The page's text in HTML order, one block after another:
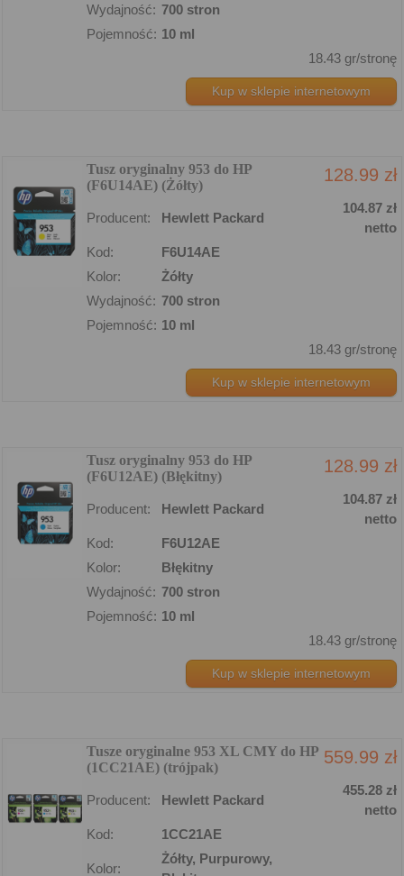
Wydajność: 700 stron
Pojemność: 10 ml
18.43 gr/stronę
Kup w sklepie internetowym
Tusz oryginalny 953 do HP
(F6U14AE) (Żółty)
128.99 zł
Producent: Hewlett Packard
104.87 zł
netto
Kod:
F6U14AE
Kolor:
Żółty
Wydajność: 700 stron
Pojemność: 10 ml
18.43 gr/stronę
Kup w sklepie internetowym
Tusz oryginalny 953 do HP
(F6U12AE) (Błękitny)
128.99 zł
Producent: Hewlett Packard
104.87 zł
netto
Kod:
F6U12AE
Kolor:
Błękitny
Wydajność: 700 stron
Pojemność: 10 ml
18.43 gr/stronę
Kup w sklepie internetowym
Tusze oryginalne 953 XL CMY do HP
(1CC21AE) (trójpak)
559.99 zł
Producent: Hewlett Packard
455.28 zł
netto
Kod:
1CC21AE
Kolor:
Żółty, Purpurowy,